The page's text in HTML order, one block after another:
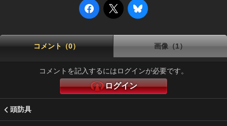
コメント（0） 画像（1）
コメントを記入するにはログインが必要です。
ログイン
頭防具